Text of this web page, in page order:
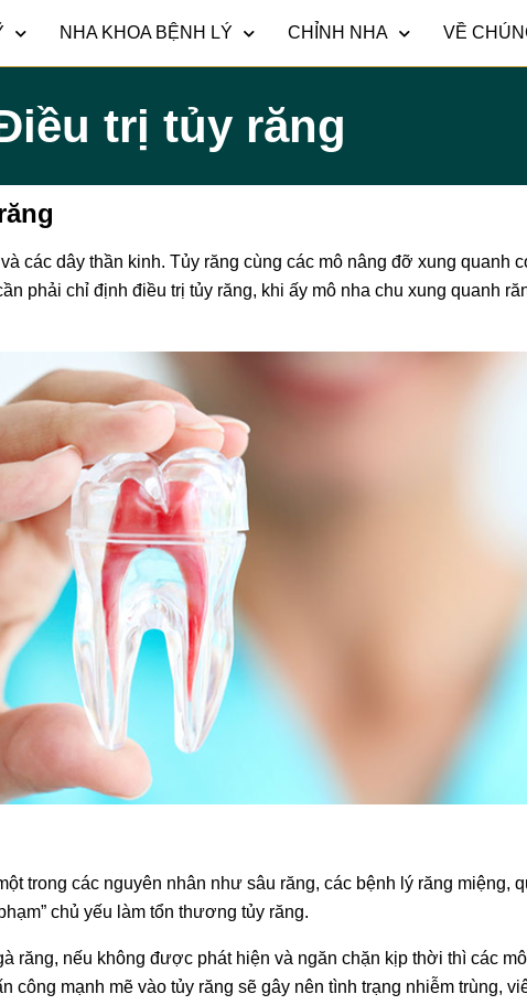
NHA KHOA BỆNH LÝ CHỈNH NHA VỀ
trị tủy răng
các dây thần kinh. Tủy răng cùng các mô nâng đỡ xung quanh
phải chỉ định điều trị tủy răng, khi ấy mô nha chu xung quanh
trong các nguyên nhân như sâu răng, các bệnh lý răng miệng,
chủ yếu làm tổn thương tủy răng.
răng, nếu không được phát hiện và ngăn chặn kịp thời thì các
mạnh mẽ vào tủy răng sẽ gây nên tình trạng nhiễm trùng,